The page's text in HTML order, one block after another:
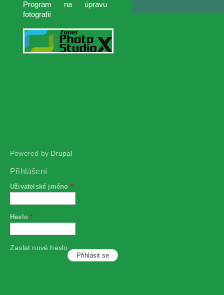
Program na úpravu
fotografií
Powered by Drupal
Přihlášení
Uživatelské jméno *
Heslo*
Zaslat nové heslo